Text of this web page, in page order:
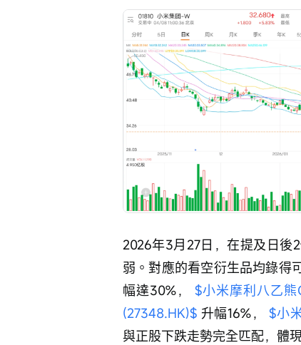
2026年3月27日，在提及日後
弱。對應的看空衍生品均錄得
幅達30%， $小米摩利八乙熊
(27348.HK)$ 升幅16%， $小
與正股下跌走勢完全匹配，體